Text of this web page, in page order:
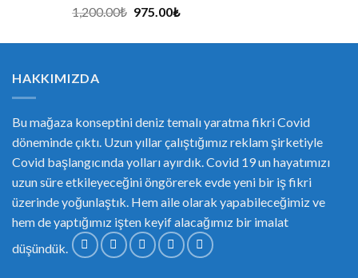
1,200.00₺ 975.00₺
HAKKIMIZDA
Bu mağaza konseptini deniz temalı yaratma fikri Covid
döneminde çıktı. Uzun yıllar çalıştığımız reklam şirketiyle
Covid başlangıcında yolları ayırdık. Covid 19 un hayatımızı
uzun süre etkileyeceğini öngörerek evde yeni bir iş fikri
üzerinde yoğunlaştık. Hem aile olarak yapabileceğimiz ve
hem de yaptığımız işten keyif alacağımız bir imalat
düşündük.